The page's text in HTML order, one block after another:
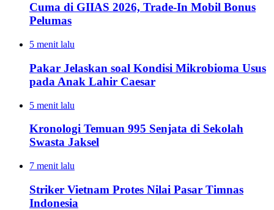
Cuma di GIIAS 2026, Trade-In Mobil Bonus
Pelumas
5 menit lalu
Pakar Jelaskan soal Kondisi Mikrobioma Usus
pada Anak Lahir Caesar
5 menit lalu
Kronologi Temuan 995 Senjata di Sekolah
Swasta Jaksel
7 menit lalu
Striker Vietnam Protes Nilai Pasar Timnas
Indonesia